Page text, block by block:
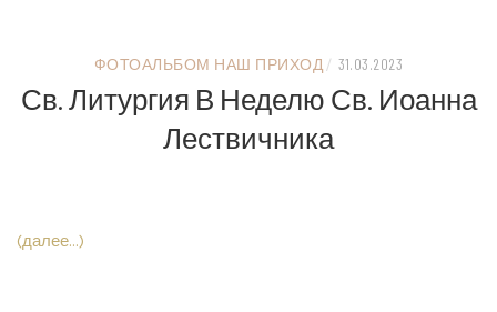
ФОТОАЛЬБОМ НАШ ПРИХОД / 31.03.2023
Св. Литургия В Неделю Св. Иоанна
Лествичника
(далее…)